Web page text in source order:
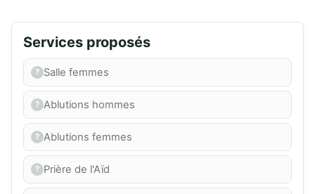
Services proposés
Salle femmes
Ablutions hommes
Ablutions femmes
Prière de l'Aïd